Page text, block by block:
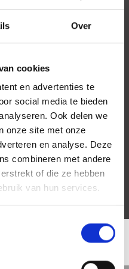
Over
cookies
en advertenties te
social media te bieden
Ook delen we
onze site met onze
en analyse. Deze
combineren met andere
of die ze hebben
van hun services.